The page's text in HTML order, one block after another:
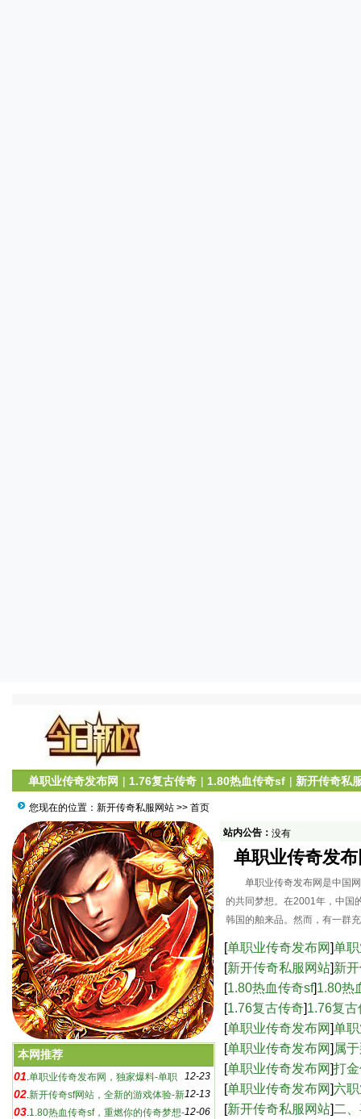
单职业传奇发布网 | 1.76复古传奇 | 1.80热血传奇sf | 新开传奇私
您现在的位置： 新开传奇私服网站 >> 首页
单职业传奇发布网，独家爆料-单职业传奇发布
本网推荐
12-23
01.单职业传奇发布网，独家爆料-单职
业传奇发布网：游戏背后的故事
12-13
02.新开传奇sf网站，全新的游戏体验-新
开传奇sf网站，经典游戏的全新呈现
12-06
03.1.80热血传奇sf，重燃你的传奇梦想-
站内公告： 没有
单职业传奇发
网
单职业传奇发布网是中国网
的共同梦想。在2001年，中国
韩国的舶来品。然而，有一群
[单职业传奇发布网]单
奇发布网：游戏背后的
[新开传奇私服网站]新
奇sf网站，经典游戏的
[1.80热血传奇sf]1.80热
血传奇sf：如何实现快
[1.76复古传奇]1.76复
细数游戏中的那些经典
[单职业传奇发布网]单
态传奇网站 新开单职业
[单职业传奇发布网]属
[单职业传奇发布网]打
奇层出不穷
[单职业传奇发布网]六
款网络游戏年度新作
[新开传奇私服网站]二